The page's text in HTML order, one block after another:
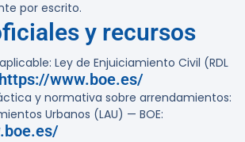
por escrito.
y recursos
Ley de Enjuiciamiento Civil (RDL
https://www.boe.es/
y normativa sobre arrendamientos:
Urbanos (LAU) — BOE: